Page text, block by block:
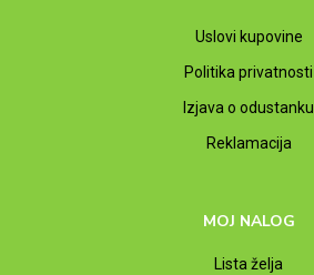
Uslovi kupovine
Politika privatnosti
Izjava o odustanku
Reklamacija
MOJ NALOG
Lista želja